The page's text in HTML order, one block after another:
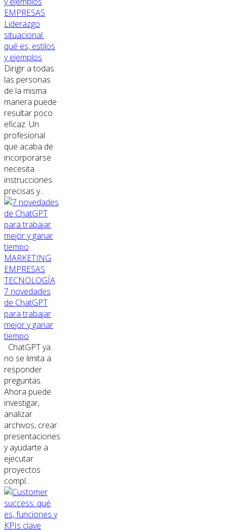
EMPRESAS
Liderazgo
situacional:
qué es, estilos
y ejemplos
Dirigir a todas
las personas
de la misma
manera puede
resultar poco
eficaz. Un
profesional
que acaba de
incorporarse
necesita
instrucciones
precisas y...
MARKETING
EMPRESAS
TECNOLOGÍA
7 novedades
de ChatGPT
para trabajar
mejor y ganar
tiempo
ChatGPT ya
no se limita a
responder
preguntas.
Ahora puede
investigar,
analizar
archivos, crear
presentaciones
y ayudarte a
ejecutar
proyectos
compl...